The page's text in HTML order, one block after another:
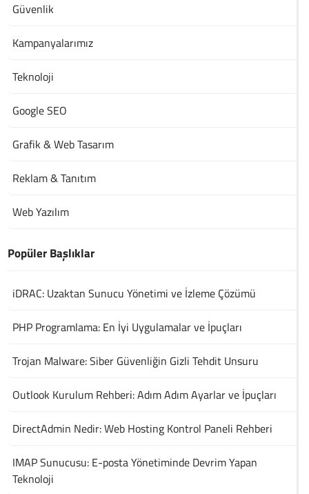
Güvenlik
Kampanyalarımız
Teknoloji
Google SEO
Grafik & Web Tasarım
Reklam & Tanıtım
Web Yazılım
Popüler Başlıklar
iDRAC: Uzaktan Sunucu Yönetimi ve İzleme Çözümü
PHP Programlama: En İyi Uygulamalar ve İpuçları
Trojan Malware: Siber Güvenliğin Gizli Tehdit Unsuru
Outlook Kurulum Rehberi: Adım Adım Ayarlar ve İpuçları
DirectAdmin Nedir: Web Hosting Kontrol Paneli Rehberi
IMAP Sunucusu: E-posta Yönetiminde Devrim Yapan
Teknoloji